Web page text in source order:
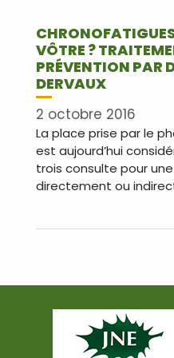
VÔTRE ?
PRÉVENTION PAR
DERVAUX
2 octobre 2016
La place prise par le
est aujourd’hui
trois consulte pour
directement ou